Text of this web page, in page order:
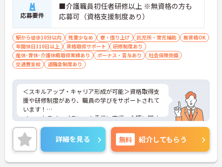
応募要件
■介護職員初任者研修以上 ※無資格の方も
応募可（資格支援制度あり）
駅から徒歩10分以内 残業少なめ 寮・借り上げ 託児所・育児補助
無資格OK
年間休日110日以上
資格取得サポート
研修制度あり
産休･育休･介護休暇取得実績あり
ボーナス・賞与あり
社会保険完備
交通費支給
退職金制度あり
＜スキルアップ・キャリア形成が可能＞資格取得支
援や研修制度があり、職員の学びをサポートされて
います！
＜ワークライフバランスを重視＞育児・介護に関す
る制度や社宅制度、各種手当など、長く安心して働
きやすい環境が整っています。
＜寄り添ったケアの実施＞利用者さまに深く寄り添
ったサービスの提供を目指し、職員の専門性を高め
るような人材育成にも注力されています。
詳細を見る 無料 紹介してもらう